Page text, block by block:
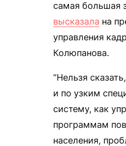
самая большая
высказала на
управления
Колюпанова.
“Нельзя
и по узким
систему, как
программам
населения,